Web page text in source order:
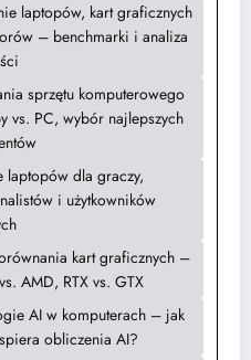
laptopów, kart graficznych
– benchmarki i analiza
sprzętu komputerowego
vs. PC, wybór najlepszych
laptopów dla graczy,
i użytkowników
kart graficznych –
AMD, RTX vs. GTX
AI w komputerach – jak
obliczenia AI?